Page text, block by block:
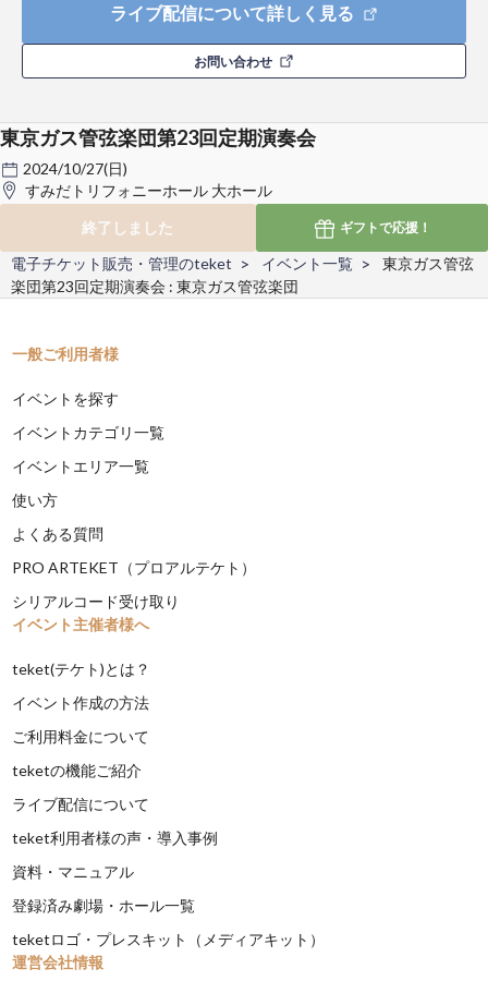
ライブ配信について詳しく見る
お問い合わせ
東京ガス管弦楽団第23回定期演奏会
2024/10/27(日)
すみだトリフォニーホール 大ホール
終了しました
ギフトで応援！
電子チケット販売・管理のteket イベント一覧
東京ガス管弦
楽団第23回定期演奏会 : 東京ガス管弦楽団
一般ご利用者様
イベントを探す
イベントカテゴリ一覧
イベントエリア一覧
使い方
よくある質問
PRO ARTEKET（プロアルテケト）
シリアルコード受け取り
イベント主催者様へ
teket(テケト)とは？
イベント作成の方法
ご利用料金について
teketの機能ご紹介
ライブ配信について
teket利用者様の声・導入事例
資料・マニュアル
登録済み劇場・ホール一覧
teketロゴ・プレスキット（メディアキット）
運営会社情報